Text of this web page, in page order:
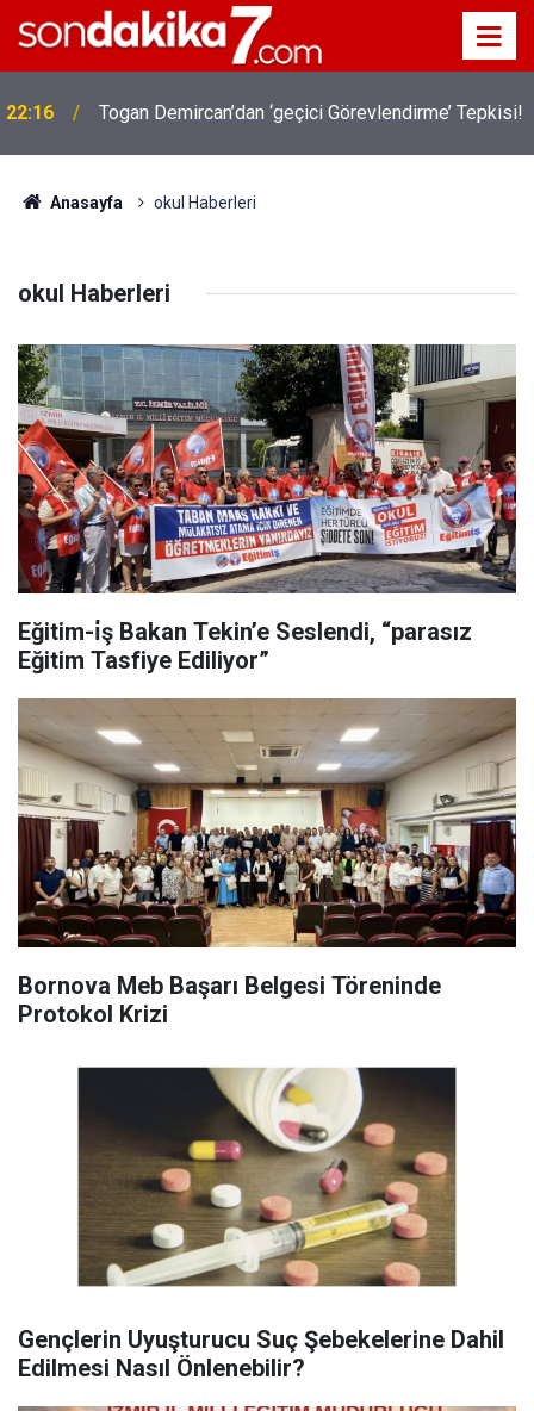
19:32 Sıcak Havalarda Ödem Şikayetini Hafife Almayın!
Anasayfa okul Haberleri
okul Haberleri
Eğitim-i̇ş Bakan Tekin’e Seslendi, “parasız
Eğitim Tasfiye Ediliyor”
Bornova Meb Başarı Belgesi Töreninde
Protokol Krizi
Gençlerin Uyuşturucu Suç Şebekelerine Dahil
Edilmesi Nasıl Önlenebilir?